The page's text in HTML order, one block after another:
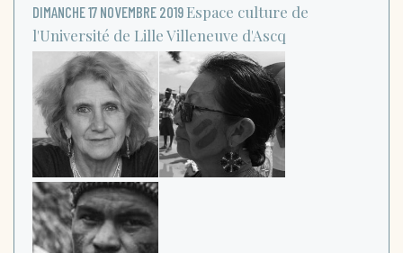
DIMANCHE 17 NOVEMBRE 2019 Espace culture de
l'Université de LilleVilleneuve d'Ascq